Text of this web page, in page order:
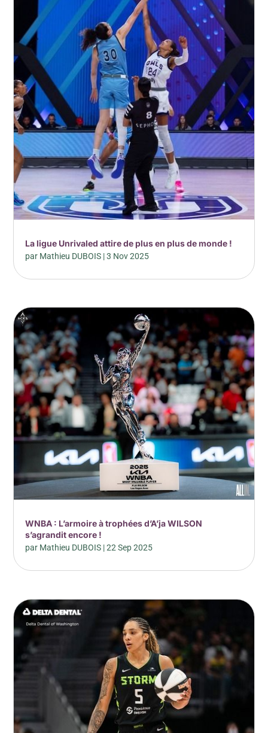
La ligue Unrivaled attire de plus en plus de monde !
par Mathieu DUBOIS |3 Nov 2025
WNBA : L’armoire à trophées d’A’ja WILSON
s’agrandit encore !
par Mathieu DUBOIS |22 Sep 2025